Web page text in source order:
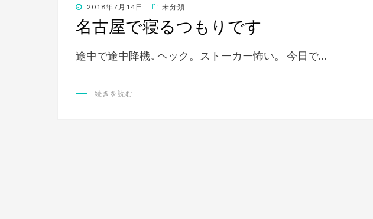
投
稿
日:
2018年7月14日 未分類
名古屋で寝るつもりです
途中で途中降機↓ ヘック。ストーカー怖い。 今日で…
続きを読む